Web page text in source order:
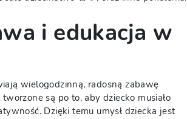
i edukacja w
wielogodzinną, radosną zabawę
są po to, aby dziecko musiało
Dzięki temu umysł dziecka jest